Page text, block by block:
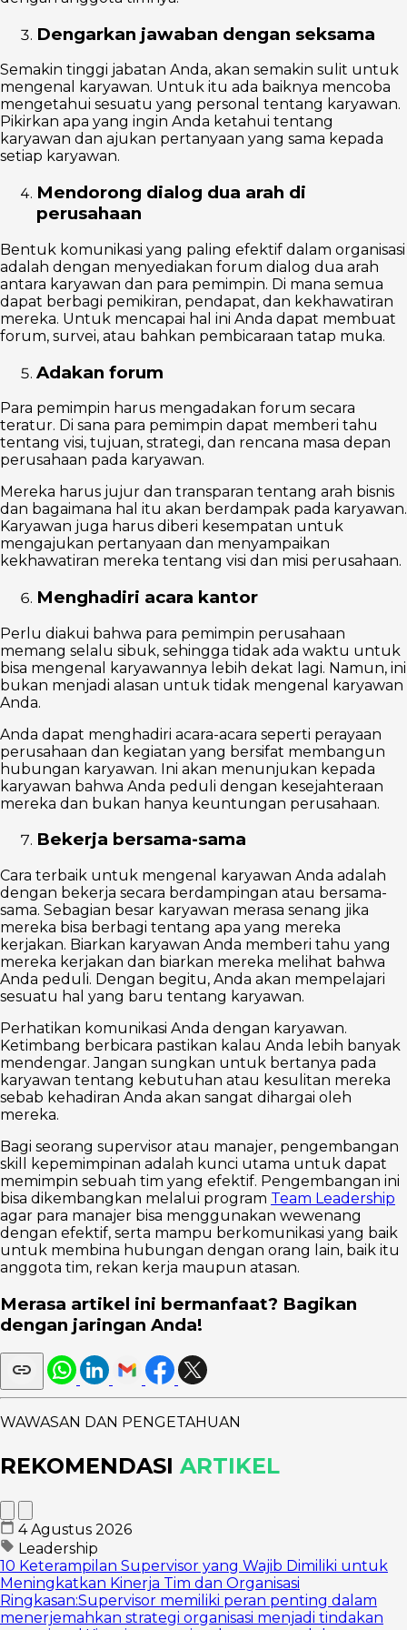
Dengarkan jawaban dengan seksama
Semakin tinggi jabatan Anda, akan semakin sulit untuk
mengenal karyawan. Untuk itu ada baiknya mencoba
mengetahui sesuatu yang personal tentang karyawan.
Pikirkan apa yang ingin Anda ketahui tentang
karyawan dan ajukan pertanyaan yang sama kepada
setiap karyawan.
Mendorong dialog dua arah di
perusahaan
Bentuk komunikasi yang paling efektif dalam organisasi
adalah dengan menyediakan forum dialog dua arah
antara karyawan dan para pemimpin. Di mana semua
dapat berbagi pemikiran, pendapat, dan kekhawatiran
mereka. Untuk mencapai hal ini Anda dapat membuat
forum, survei, atau bahkan pembicaraan tatap muka.
Adakan forum
Para pemimpin harus mengadakan forum secara
teratur. Di sana para pemimpin dapat memberi tahu
tentang visi, tujuan, strategi, dan rencana masa depan
perusahaan pada karyawan.
Mereka harus jujur dan transparan tentang arah bisnis
dan bagaimana hal itu akan berdampak pada karyawan.
Karyawan juga harus diberi kesempatan untuk
mengajukan pertanyaan dan menyampaikan
kekhawatiran mereka tentang visi dan misi perusahaan.
Menghadiri acara kantor
Perlu diakui bahwa para pemimpin perusahaan
memang selalu sibuk, sehingga tidak ada waktu untuk
bisa mengenal karyawannya lebih dekat lagi. Namun, ini
bukan menjadi alasan untuk tidak mengenal karyawan
Anda.
Anda dapat menghadiri acara-acara seperti perayaan
perusahaan dan kegiatan yang bersifat membangun
hubungan karyawan. Ini akan menunjukan kepada
karyawan bahwa Anda peduli dengan kesejahteraan
mereka dan bukan hanya keuntungan perusahaan.
Bekerja bersama-sama
Cara terbaik untuk mengenal karyawan Anda adalah
dengan bekerja secara berdampingan atau bersama-
sama. Sebagian besar karyawan merasa senang jika
mereka bisa berbagi tentang apa yang mereka
kerjakan. Biarkan karyawan Anda memberi tahu yang
mereka kerjakan dan biarkan mereka melihat bahwa
Anda peduli. Dengan begitu, Anda akan mempelajari
sesuatu hal yang baru tentang karyawan.
Perhatikan komunikasi Anda dengan karyawan.
Ketimbang berbicara pastikan kalau Anda lebih banyak
mendengar. Jangan sungkan untuk bertanya pada
karyawan tentang kebutuhan atau kesulitan mereka
sebab kehadiran Anda akan sangat dihargai oleh
mereka.
Bagi seorang supervisor atau manajer, pengembangan
skill kepemimpinan adalah kunci utama untuk dapat
memimpin sebuah tim yang efektif. Pengembangan ini
bisa dikembangkan melalui program Team Leadership
agar para manajer bisa menggunakan wewenang
dengan efektif, serta mampu berkomunikasi yang baik
untuk membina hubungan dengan orang lain, baik itu
anggota tim, rekan kerja maupun atasan.
Merasa artikel ini bermanfaat? Bagikan
dengan jaringan Anda!
WAWASAN DAN PENGETAHUAN
REKOMENDASI ARTIKEL
4 Agustus 2026
Leadership
10 Keterampilan Supervisor yang Wajib Dimiliki untuk
Meningkatkan Kinerja Tim dan Organisasi
Ringkasan:Supervisor memiliki peran penting dalam
menerjemahkan strategi organisasi menjadi tindakan